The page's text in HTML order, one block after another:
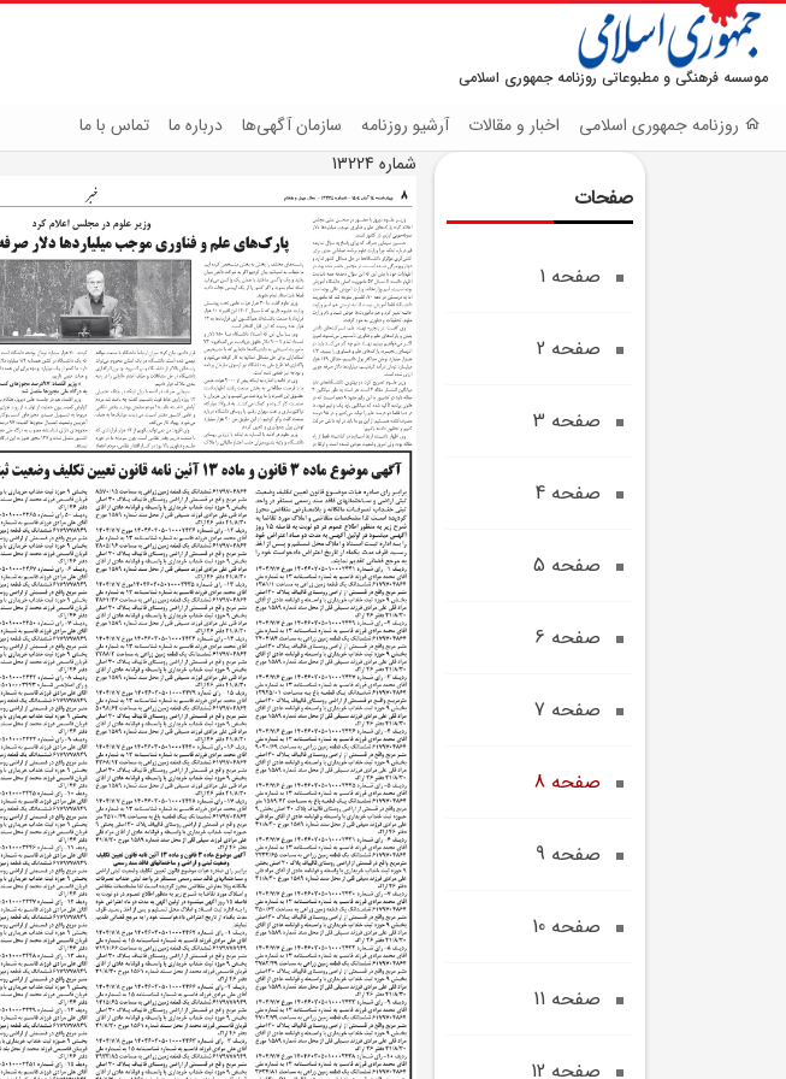
موسسه فرهنگی و مطبوعاتی روزنامه جمهوری اسلامی
روزنامه جمهوری اسلامی اخبار و مقالات آرشیو روزنامه سازمان آگهی‌ها درباره ما تماس با ما
صفحات
صفحه 1
صفحه 2
صفحه 3
صفحه 4
صفحه 5
صفحه 6
صفحه 7
صفحه 8
صفحه 9
صفحه 10
صفحه 11
صفحه 12
شماره 13224